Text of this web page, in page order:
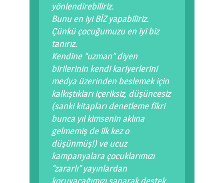
yönlendirebiliriz.
Bunu en iyi BİZ yapabiliriz.
Çünkü çocuğumuzu en iyi biz
tanırız.
Kendine “uzman” diyen
birilerinin kendi kariyerlerini
medya üzerinden beslemek için
kalkıştıkları içeriksiz, düşüncesiz
(sanki kitapları denetleme fikri
bunca yıl kimsenin aklına
gelmemiş de ilk kez o
düşünmüş!) ve ucuz
kampanyalara çocuklarımızı
“zararlı” yayınlardan
koruyacağımızı sanarak destek